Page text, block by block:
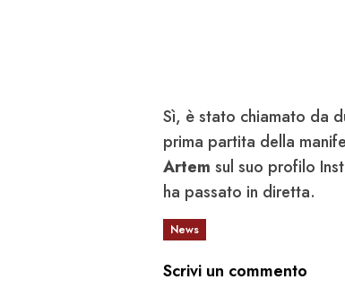
Sì, è stato chiamato da
prima partita della
Artem sul suo profilo
ha passato in diretta.
News
Scrivi un commento